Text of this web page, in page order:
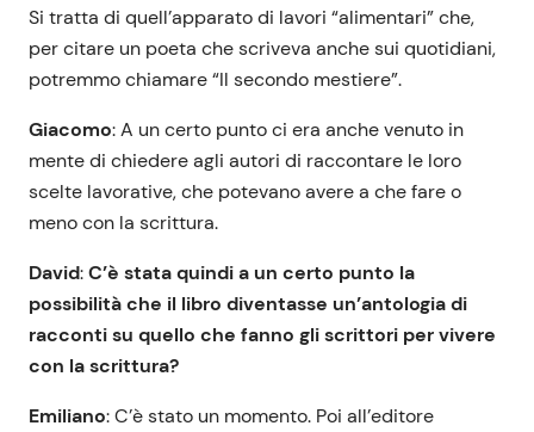
Si tratta di quell’apparato di lavori “alimentari” che,
per citare un poeta che scriveva anche sui quotidiani,
potremmo chiamare “Il secondo mestiere”.
Giacomo: A un certo punto ci era anche venuto in
mente di chiedere agli autori di raccontare le loro
scelte lavorative, che potevano avere a che fare o
meno con la scrittura.
David:C’è stata quindi a un certo punto la
possibilità che il libro diventasse un’antologia di
racconti su quello che fanno gli scrittori per vivere
con la scrittura?
Emiliano: C’è stato un momento. Poi all’editore